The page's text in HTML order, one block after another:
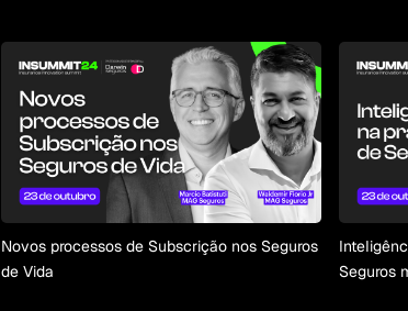
Novos processos de Subscrição nos Seguros
de Vida
Seguros